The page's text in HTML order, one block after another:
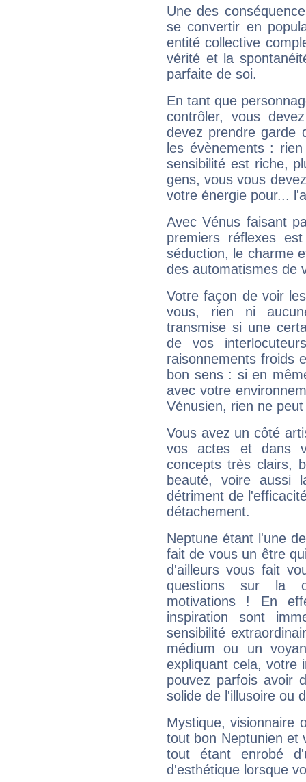
Une des
se convertir en
entité collective
vérité et la
parfaite de soi.
En tant que
contrôler, vous
devez prendre garde
les évènements :
sensibilité est riche,
gens, vous vous
votre énergie pour...
Avec Vénus faisant
premiers réflexes
séduction, le charme
des automatismes de
Votre façon de voir
vous, rien ni
transmise si une
de vos
raisonnements froids
bon sens : si en
avec votre
Vénusien, rien ne
Vous avez un côté
vos actes et dans
concepts très clairs,
beauté, voire aussi
détriment de
détachement.
Neptune étant l'une
fait de vous un être
d'ailleurs vous fait
questions sur la
motivations ! En
inspiration sont
sensibilité
médium ou un
expliquant cela, votre
pouvez parfois avoir
solide de l'illusoire ou
Mystique, visionnaire
tout bon Neptunien et
tout étant enrobé
d'esthétique lorsque